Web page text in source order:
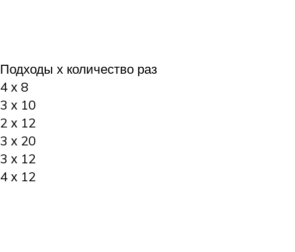
Подходы х количество раз
4 х 8
3 х 10
2 х 12
3 х 20
3 х 12
4 х 12